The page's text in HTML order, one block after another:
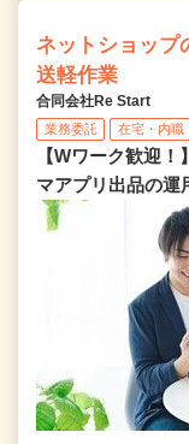
ネットショップ
送軽作業
合同会社Re Start
業務委託 在宅・内職
【Wワーク歓迎
マアプリ出品の運